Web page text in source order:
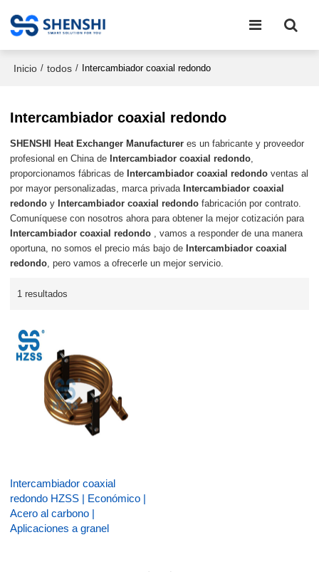
Inicio / todos / Intercambiador coaxial redondo
Intercambiador coaxial redondo
SHENSHI Heat Exchanger Manufacturer​ es un fabricante y proveedor
profesional en China de Intercambiador coaxial redondo,
proporcionamos fábricas de Intercambiador coaxial redondo ventas al
por mayor personalizadas, marca privada Intercambiador coaxial
redondo y Intercambiador coaxial redondo fabricación por contrato.
Comuníquese con nosotros ahora para obtener la mejor cotización para
Intercambiador coaxial redondo , vamos a responder de una manera
oportuna, no somos el precio más bajo de Intercambiador coaxial
redondo, pero vamos a ofrecerle un mejor servicio.
1 resultados
Intercambiador coaxial
redondo HZSS | Económico |
Acero al carbono |
Aplicaciones a granel